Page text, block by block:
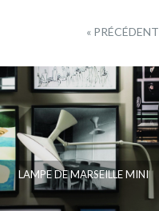
« PRÉCÉDENT
LAMPE DE MARSEILLE MINI